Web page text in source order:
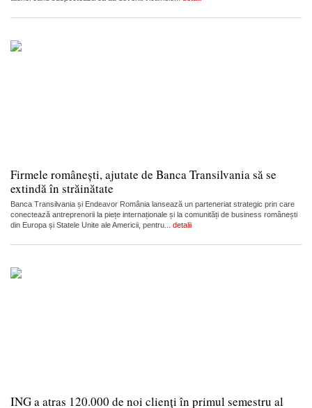
Firmele românești, ajutate de Banca Transilvania să se
extindă în străinătate
Banca Transilvania și Endeavor România lansează un parteneriat strategic prin care
conectează antreprenorii la piețe internaționale și la comunități de business românești
din Europa și Statele Unite ale Americii, pentru... detalii
ING a atras 120.000 de noi clienți în primul semestru al